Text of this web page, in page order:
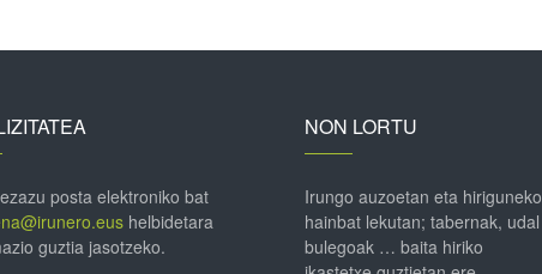
posta elektroniko bat
helbidetara
guztia jasotzeko.
NON LORTU
Irungo auzoetan eta hiriguneko
hainbat lekutan; tabernak, udal
bulegoak … baita hiriko